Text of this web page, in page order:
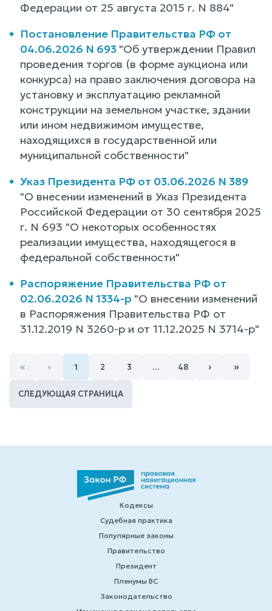
Федерации от 25 августа 2015 г. N 884"
Постановление Правительства РФ от
04.06.2026 N 693 "Об утверждении Правил
проведения торгов (в форме аукциона или
конкурса) на право заключения договора на
установку и эксплуатацию рекламной
конструкции на земельном участке, здании
или ином недвижимом имуществе,
находящихся в государственной или
муниципальной собственности"
Указ Президента РФ от 03.06.2026 N 389
"О внесении изменений в Указ Президента
Российской Федерации от 30 сентября 2025
г. N 693 "О некоторых особенностях
реализации имущества, находящегося в
федеральной собственности"
Распоряжение Правительства РФ от
02.06.2026 N 1334-р "О внесении изменений
в Распоряжения Правительства РФ от
31.12.2019 N 3260-р и от 11.12.2025 N 3714-р"
« ‹ 1 2 3 … 48 › »
СЛЕДУЮЩАЯ СТРАНИЦА
Кодексы
Судебная практика
Популярные законы
Правительство
Президент
Пленумы ВС
Законодательство